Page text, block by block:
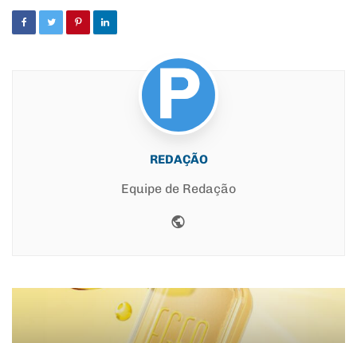
REDAÇÃO
Equipe de Redação